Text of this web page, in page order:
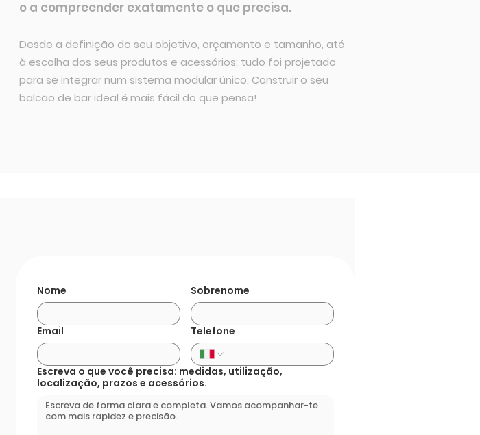
o a compreender exatamente o que precisa.
Desde a definição do seu objetivo, orçamento e tamanho, até
à escolha dos seus produtos e acessórios: tudo foi projetado
para se integrar num sistema modular único. Construir o seu
balcão de bar ideal é mais fácil do que pensa!
Nome Sobrenome
Email Telefone
Escreva o que você precisa: medidas, utilização,
localização, prazos e acessórios.